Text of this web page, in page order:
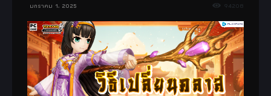
มกราคม 1, 2025 94208